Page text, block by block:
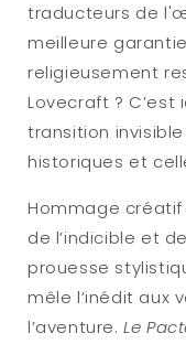
traducteurs de
meilleure
religieusement
Lovecraft ? C’est
transition
historiques et
Hommage
de l’indicible et
prouesse
mêle l’inédit aux
l’aventure.Le